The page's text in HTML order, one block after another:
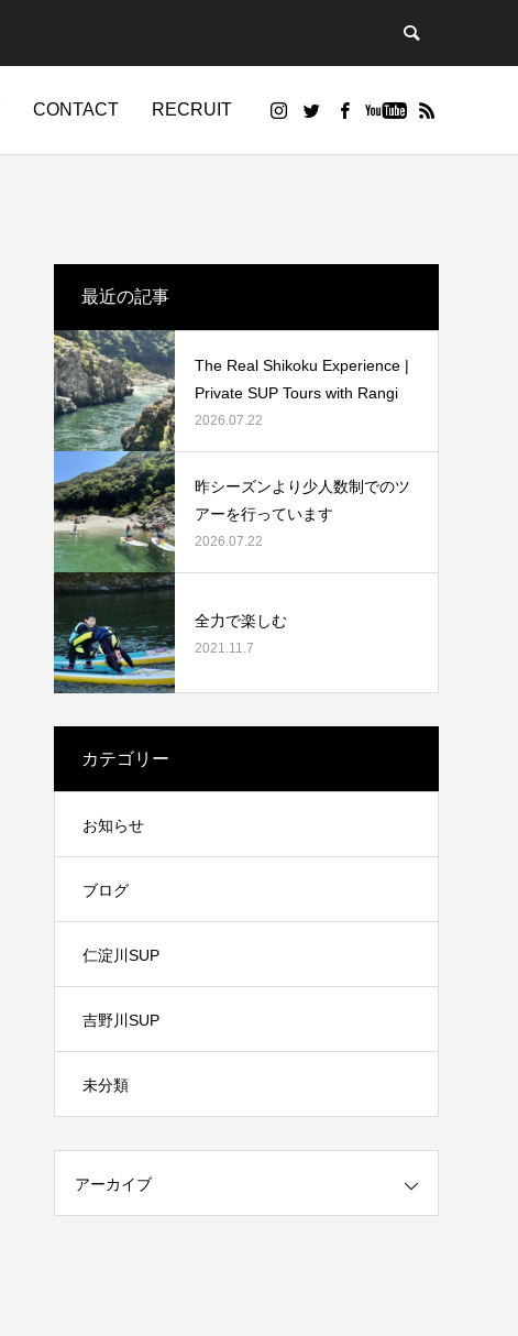
CONTACT RECRUIT
最近の記事
The Real Shikoku Experience |
Private SUP Tours with Rangi
2026.07.22
昨シーズンより少人数制でのツ
アーを行っています
2026.07.22
全力で楽しむ
2021.11.7
カテゴリー
お知らせ
ブログ
仁淀川SUP
吉野川SUP
未分類
アーカイブ